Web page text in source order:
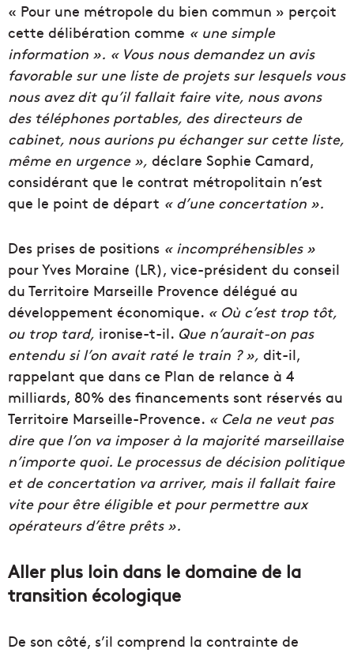
« Pour une métropole du bien commun » perçoit
cette délibération comme « une simple
information ». « Vous nous demandez un avis
favorable sur une liste de projets sur lesquels vous
nous avez dit qu’il fallait faire vite, nous avons
des téléphones portables, des directeurs de
cabinet, nous aurions pu échanger sur cette liste,
même en urgence », déclare Sophie Camard,
considérant que le contrat métropolitain n’est
que le point de départ « d’une concertation ».
Des prises de positions « incompréhensibles »
pour Yves Moraine (LR), vice-président du conseil
du Territoire Marseille Provence délégué au
développement économique. « Où c’est trop tôt,
ou trop tard, ironise-t-il. Que n’aurait-on pas
entendu si l’on avait raté le train ? », dit-il,
rappelant que dans ce Plan de relance à 4
milliards, 80% des financements sont réservés au
Territoire Marseille-Provence. « Cela ne veut pas
dire que l’on va imposer à la majorité marseillaise
n’importe quoi. Le processus de décision politique
et de concertation va arriver, mais il fallait faire
vite pour être éligible et pour permettre aux
opérateurs d’être prêts ».
Aller plus loin dans le domaine de la
transition écologique
De son côté, s’il comprend la contrainte de